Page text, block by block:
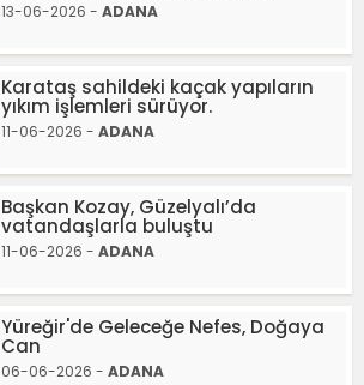
13-06-2026 - ADANA
Karataş sahildeki kaçak yapıların
yıkım işlemleri sürüyor.
11-06-2026 - ADANA
Başkan Kozay, Güzelyalı’da
vatandaşlarla buluştu
11-06-2026 - ADANA
Yüreğir'de Geleceğe Nefes, Doğaya
Can
06-06-2026 - ADANA